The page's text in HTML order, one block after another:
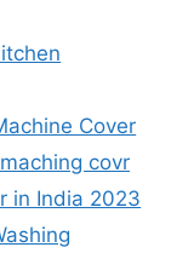
Cover
covr
in India 2023